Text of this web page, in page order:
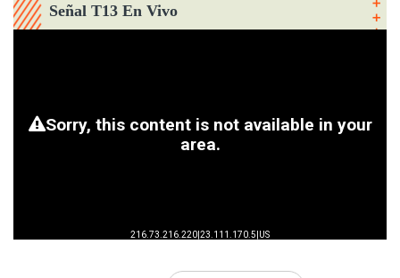
Señal T13 En Vivo